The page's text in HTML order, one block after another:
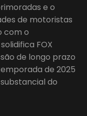
e o
de motoristas
com o
FOX
de longo prazo
de 2025
do